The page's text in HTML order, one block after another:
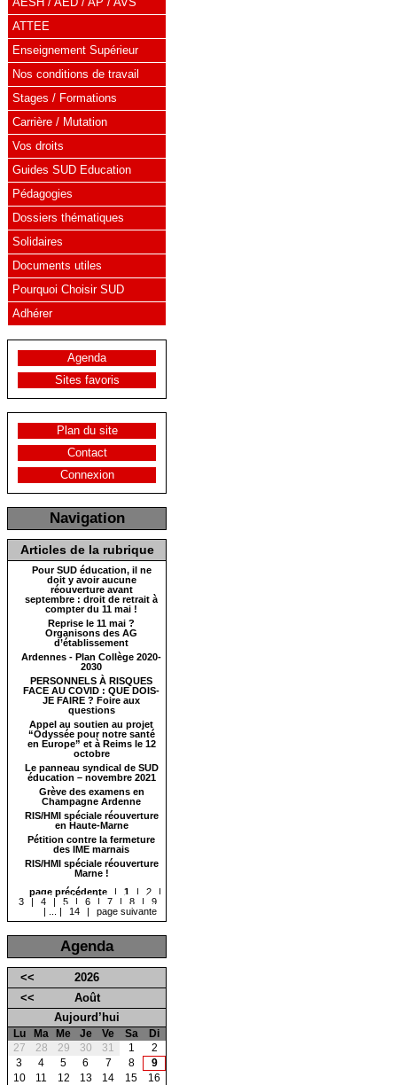
ATTEE
Enseignement Supérieur
Nos conditions de travail
Stages / Formations
Carrière / Mutation
Vos droits
Guides SUD Education
Pédagogies
Dossiers thématiques
Solidaires
Documents utiles
Pourquoi Choisir SUD
Adhérer
Agenda
Sites favoris
Plan du site
Contact
Connexion
Navigation
Articles de la rubrique
Pour SUD éducation, il ne
doit y avoir aucune
réouverture avant
septembre : droit de retrait à
compter du 11 mai !
Reprise le 11 mai ?
Organisons des AG
d’établissement
Ardennes - Plan Collège 2020-
2030
PERSONNELS À RISQUES
FACE AU COVID : QUE DOIS-
JE FAIRE ? Foire aux
questions
Appel au soutien au projet
“Odyssée pour notre santé
en Europe” et à Reims le 12
octobre
Le panneau syndical de SUD
éducation – novembre 2021
Grève des examens en
Champagne Ardenne
RIS/HMI spéciale réouverture
en Haute-Marne
Pétition contre la fermeture
des IME marnais
RIS/HMI spéciale réouverture
Marne !
page précédente
| 1 | 2
|
3
| 4 | 5 | 6 | 7 | 8 |
9
|
| 14 | page suivante
Agenda
<<
2026
<<
Août
Aujourd’hui
Lu Ma Me Je Ve Sa
Di
27
28 29 30 31 1
2
3
4 5 6 7 8
9
10
11 12 13 14 15 16